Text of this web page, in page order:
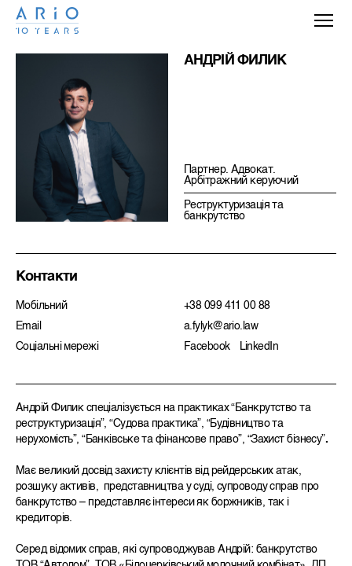
АНДРІЙ ФИЛИК
Партнер. Адвокат.
Арбітражний керуючий
Реструктуризацiя та
банкрутство
Контакти
Мобільний
+38 099 411 00 88
Email
a.fylyk@ario.law
Соціальні мережі
Facebook LinkedIn
Андрій Филик спеціалізується на практиках “Банкрутство та
реструктуризація”, “Судова практика”, “Будівництво та
нерухомість”, “Банківське та фінансове право”, “Захист бізнесу”.
Має великий досвід захисту клієнтів від рейдерських атак,
розшуку активів, представництва у суді, супроводу справ про
банкрутство – представляє інтереси як боржників, так і
кредиторів.
Серед відомих справ, які супроводжував Андрій: банкрутство